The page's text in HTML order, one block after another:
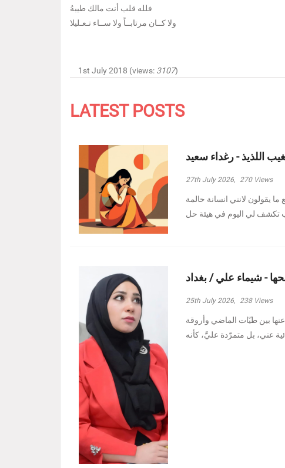
ﻓﻠﻠﻪ قلب ﺃﻧﺖ ﻣﺎﻟﻚ ﻃﻴﺒﻪُ
ﻭﻻ كــان ﻣﺮﺗﺎبــاً ﻭﻻ ســاء تـعـليلا
1st July 2018 (views: 3107)
LATEST POSTS
اللذيذ - رغداء سعيد
27th July 2026, 270Views
يقولون لانني انسانة حالمة
- شيماء علي / بغداد
25th July 2026, 238Views
بين طيّات الماضي وأروقة